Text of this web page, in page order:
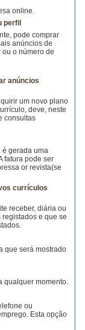
online.
perfil
pode comprar
anúncios de
o número de
anúncios
um novo plano
deve, neste
consultas
é gerada uma
fatura pode ser
or revista(se
currículos
receber, diária ou
e que se
que será mostrado
qualquer momento.
ou
Esta opção